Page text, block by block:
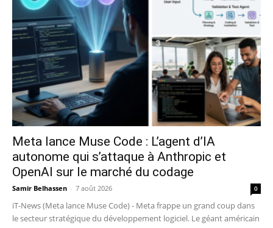
Meta lance Muse Code : L’agent d’IA
autonome qui s’attaque à Anthropic et
OpenAI sur le marché du codage
Samir Belhassen - 7 août 2026 0
iT-News (Meta lance Muse Code) - Meta frappe un grand coup dans
le secteur stratégique du développement logiciel. Le géant américain